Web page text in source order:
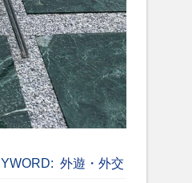
外遊・外交